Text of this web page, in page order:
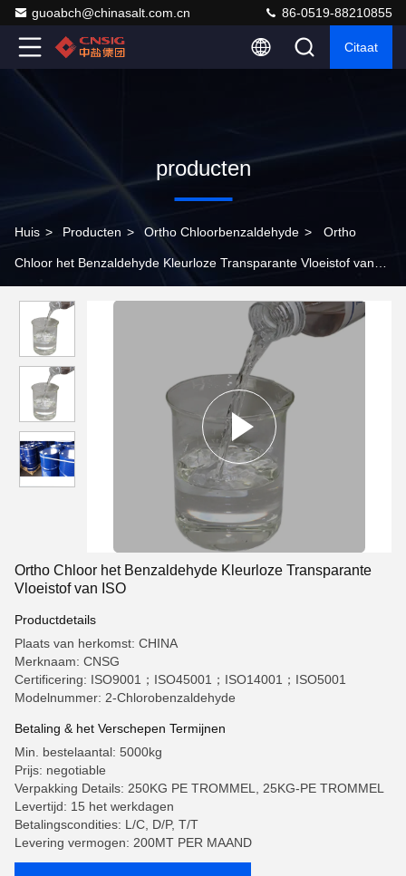
guoabch@chinasalt.com.cn 86-0519-88210855
Citaat
producten
Huis > Producten > Ortho Chloorbenzaldehyde > Ortho
Chloor het Benzaldehyde Kleurloze Transparante Vloeistof van
Ortho Chloor het Benzaldehyde Kleurloze Transparante
Vloeistof van ISO
Productdetails
Plaats van herkomst: CHINA
Merknaam: CNSG
Certificering: ISO9001；ISO45001；ISO14001；ISO5001
Modelnummer: 2-Chlorobenzaldehyde
Betaling & het Verschepen Termijnen
Min. bestelaantal: 5000kg
Prijs: negotiable
Verpakking Details: 250KG PE TROMMEL, 25KG-PE TROMMEL
Levertijd: 15 het werkdagen
Betalingscondities: L/C, D/P, T/T
Levering vermogen: 200MT PER MAAND